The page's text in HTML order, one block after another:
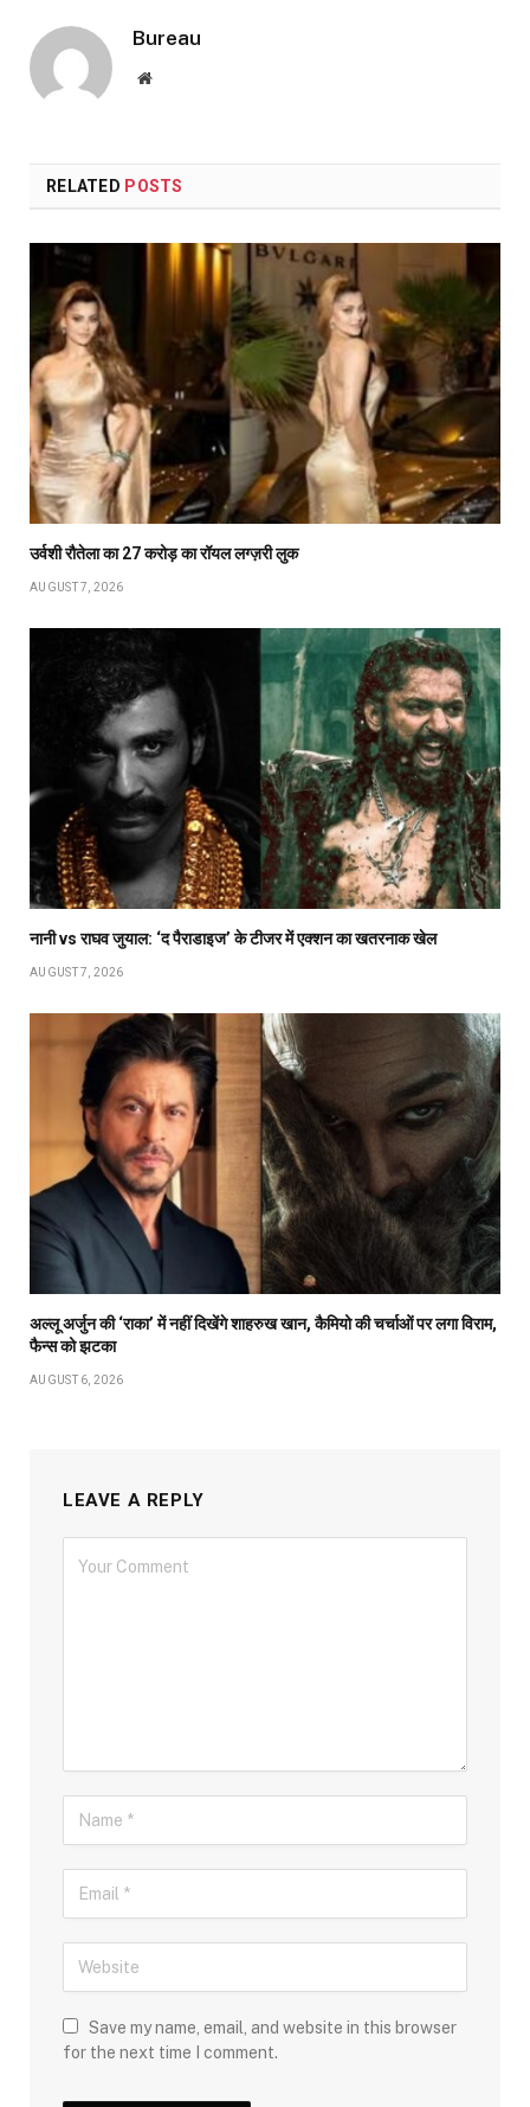
Bureau
Website
RELATED POSTS
उर्वशी रौतेला का ₹27 करोड़ का रॉयल लग्ज़री लुक
AUGUST 7, 2026
नानी vs राघव जुयाल: ‘द पैराडाइज’ के टीजर में एक्शन का खतरनाक खेल
AUGUST 7, 2026
अल्लू अर्जुन की ‘राका’ में नहीं दिखेंगे शाहरुख खान, कैमियो की चर्चाओं पर लगा विराम,
फैन्स को झटका
AUGUST 6, 2026
LEAVE A REPLY
Save my name, email, and website in this browser
for the next time I comment.